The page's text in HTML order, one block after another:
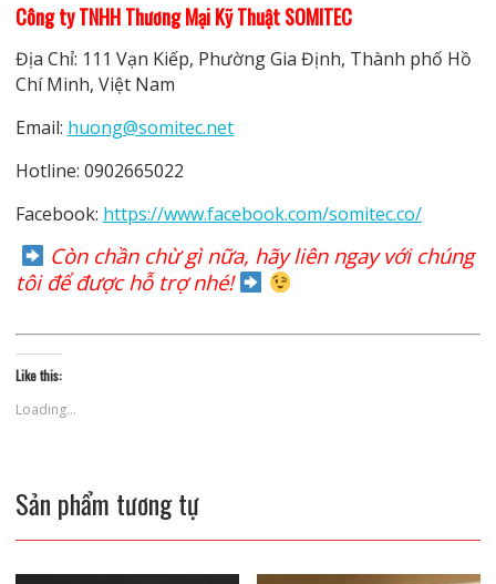
Công ty TNHH Thương Mại Kỹ Thuật SOMITEC
Địa Chỉ: 111 Vạn Kiếp, Phường Gia Định, Thành phố Hồ
Chí Minh, Việt Nam
Email: huong@somitec.net
Hotline: 0902665022
Facebook: https://www.facebook.com/somitec.co/
Còn chần chừ gì nữa, hãy liên ngay với chúng
tôi để được hỗ trợ nhé!
Like this:
Loading...
Sản phẩm tương tự